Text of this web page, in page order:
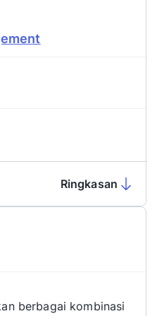
Ringkasan
berbagai kombinasi